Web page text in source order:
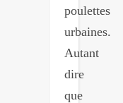
poulettes
urbaines.
Autant
dire
que